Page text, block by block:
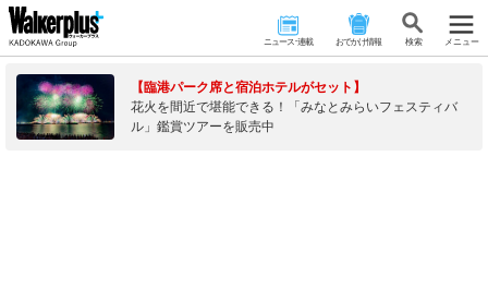
ニュース･連載 おでかけ情報 検 索 メニュー
【臨港パーク席と宿泊ホテルがセット】
花火を間近で堪能できる！「みなとみらいフェスティバ
ル」鑑賞ツアーを販売中